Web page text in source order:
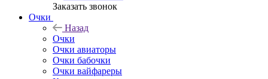
Заказать звонок
Очки
Назад
Очки
Очки авиаторы
Очки бабочки
Очки вайфареры